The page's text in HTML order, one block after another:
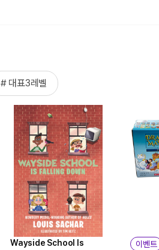
# 대표3레벨
Wayside School Is
이벤트